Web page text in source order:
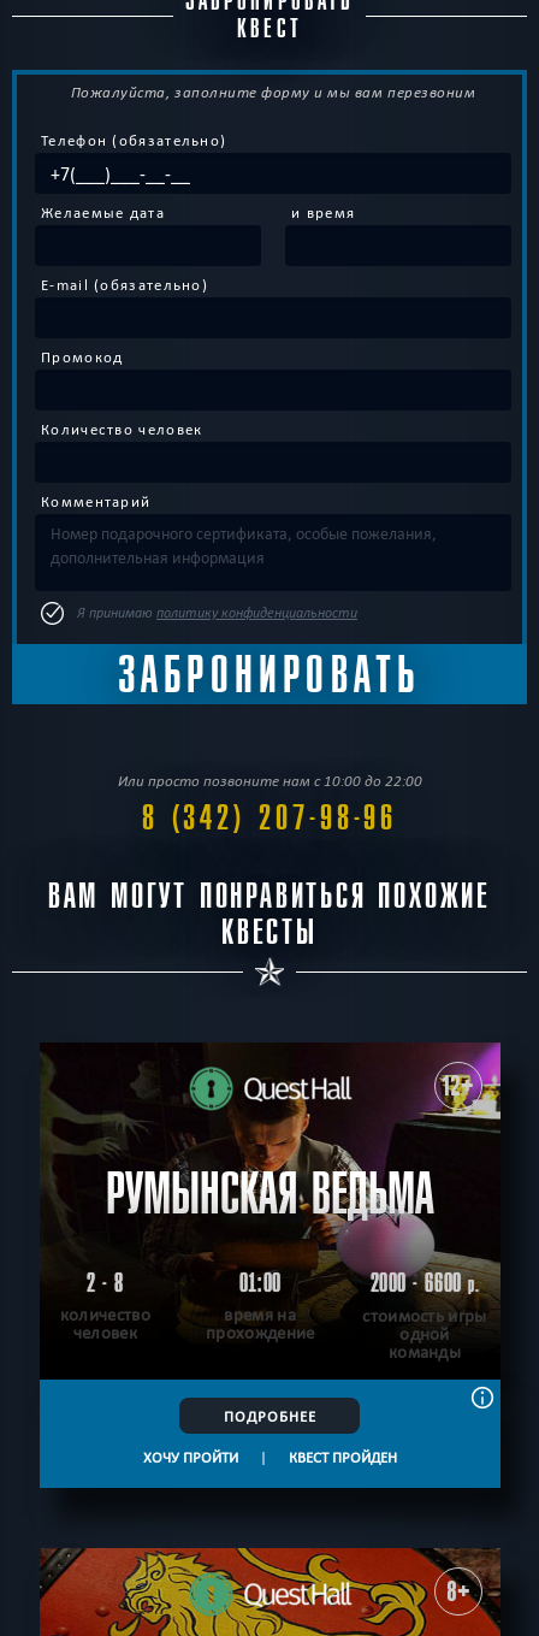
КВЕСТ
Пожалуйста, заполните форму и мы вам перезвоним
Телефон (обязательно)
Желаемые дата и время
E-mail (обязательно)
Промокод
Количество человек
Комментарий
Я принимаю политику конфиденциальности
Или просто позвоните нам с 10:00 до 22:00
8 (342) 207-98-96
ВАМ МОГУТ ПОНРАВИТЬСЯ ПОХОЖИЕ
КВЕСТЫ
12+
РУМЫНСКАЯ ВЕДЬМА
2 - 8
количество
человек
01:00
время на
прохождение
2000 - 6600р.
стоимость игры
одной
команды
ПОДРОБНЕЕ
ХОЧУ ПРОЙТИ | КВЕСТ ПРОЙДЕН
8+